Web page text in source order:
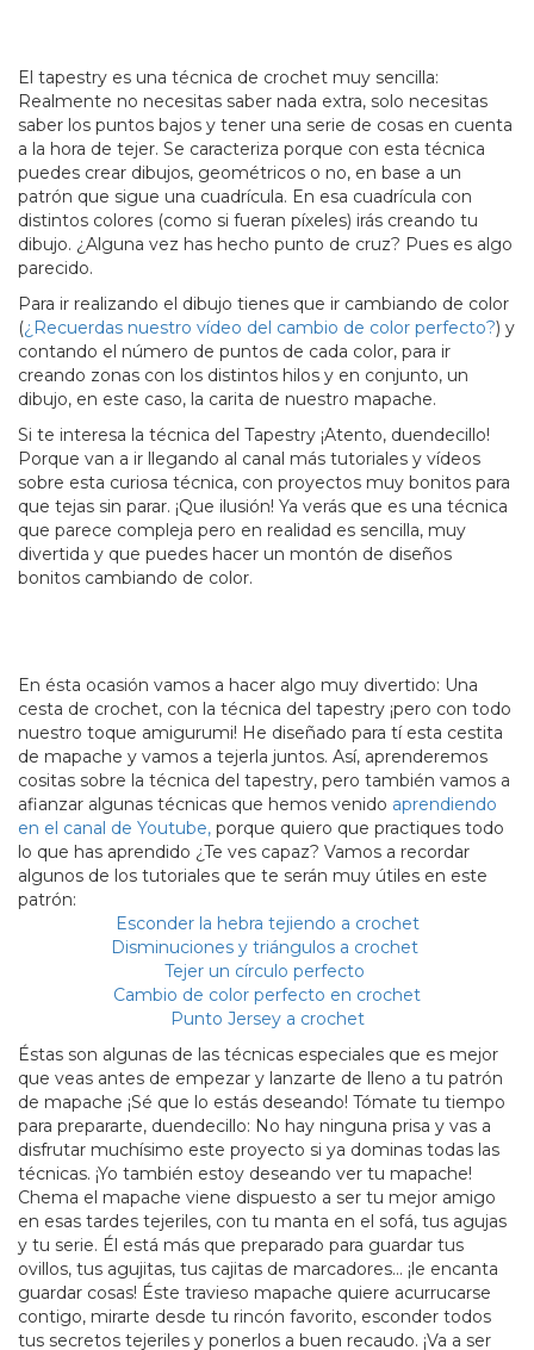
El tapestry es una técnica de crochet muy sencilla:
Realmente no necesitas saber nada extra, solo necesitas
saber los puntos bajos y tener una serie de cosas en cuenta
a la hora de tejer. Se caracteriza porque con esta técnica
puedes crear dibujos, geométricos o no, en base a un
patrón que sigue una cuadrícula. En esa cuadrícula con
distintos colores (como si fueran píxeles) irás creando tu
dibujo. ¿Alguna vez has hecho punto de cruz? Pues es algo
parecido.
Para ir realizando el dibujo tienes que ir cambiando de color
(¿Recuerdas nuestro vídeo del cambio de color perfecto?) y
contando el número de puntos de cada color, para ir
creando zonas con los distintos hilos y en conjunto, un
dibujo, en este caso, la carita de nuestro mapache.
Si te interesa la técnica del Tapestry ¡Atento, duendecillo!
Porque van a ir llegando al canal más tutoriales y vídeos
sobre esta curiosa técnica, con proyectos muy bonitos para
que tejas sin parar. ¡Que ilusión! Ya verás que es una técnica
que parece compleja pero en realidad es sencilla, muy
divertida y que puedes hacer un montón de diseños
bonitos cambiando de color.
En ésta ocasión vamos a hacer algo muy divertido: Una
cesta de crochet, con la técnica del tapestry ¡pero con todo
nuestro toque amigurumi! He diseñado para tí esta cestita
de mapache y vamos a tejerla juntos. Así, aprenderemos
cositas sobre la técnica del tapestry, pero también vamos a
afianzar algunas técnicas que hemos venido aprendiendo
en el canal de Youtube, porque quiero que practiques todo
lo que has aprendido ¿Te ves capaz? Vamos a recordar
algunos de los tutoriales que te serán muy útiles en este
patrón:
Esconder la hebra tejiendo a crochet
Disminuciones y triángulos a crochet
Tejer un círculo perfecto
Cambio de color perfecto en crochet
Punto Jersey a crochet
Éstas son algunas de las técnicas especiales que es mejor
que veas antes de empezar y lanzarte de lleno a tu patrón
de mapache ¡Sé que lo estás deseando! Tómate tu tiempo
para prepararte, duendecillo: No hay ninguna prisa y vas a
disfrutar muchísimo este proyecto si ya dominas todas las
técnicas. ¡Yo también estoy deseando ver tu mapache!
Chema el mapache viene dispuesto a ser tu mejor amigo
en esas tardes tejeriles, con tu manta en el sofá, tus agujas
y tu serie. Él está más que preparado para guardar tus
ovillos, tus agujitas, tus cajitas de marcadores… ¡le encanta
guardar cosas! Éste travieso mapache quiere acurrucarse
contigo, mirarte desde tu rincón favorito, esconder todos
tus secretos tejeriles y ponerlos a buen recaudo. ¡Va a ser